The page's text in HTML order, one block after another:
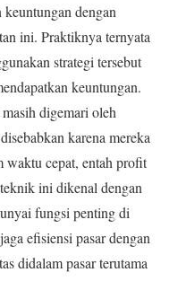
dengan
ini. Praktiknya ternyata
strategi tersebut
keuntungan.
digemari oleh
karena mereka
waktu cepat, entah profit
ini dikenal dengan
fungsi penting di
efisiensi pasar dengan
didalam pasar terutama